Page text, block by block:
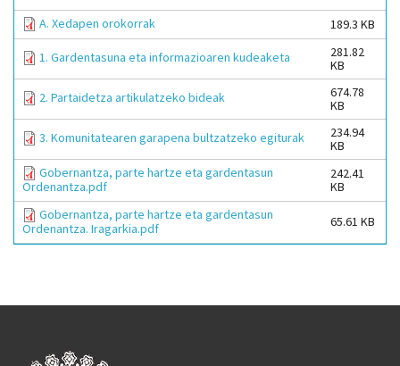
A. Xedapen orokorrak
189.3 KB
1. Gardentasuna eta informazioaren kudeaketa
281.82
KB
2. Partaidetza artikulatzeko bideak
674.78
KB
3. Komunitatearen garapena bultzatzeko egiturak
234.94
KB
Gobernantza, parte hartze eta gardentasun
Ordenantza.pdf
242.41
KB
Gobernantza, parte hartze eta gardentasun
Ordenantza. Iragarkia.pdf
65.61 KB